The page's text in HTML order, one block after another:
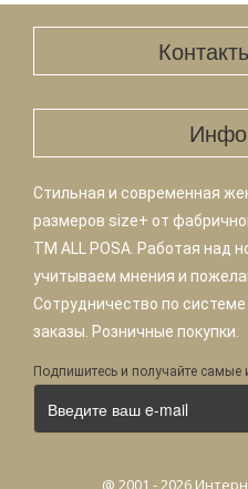
Стильная и современная
размеров size+ от
TM ALL POSA. Работая над
учитываем мнения и
Сотрудничество по
заказы. Розничные покупки.
Подпишитесь и получайте самые
@ 2001 - 2026